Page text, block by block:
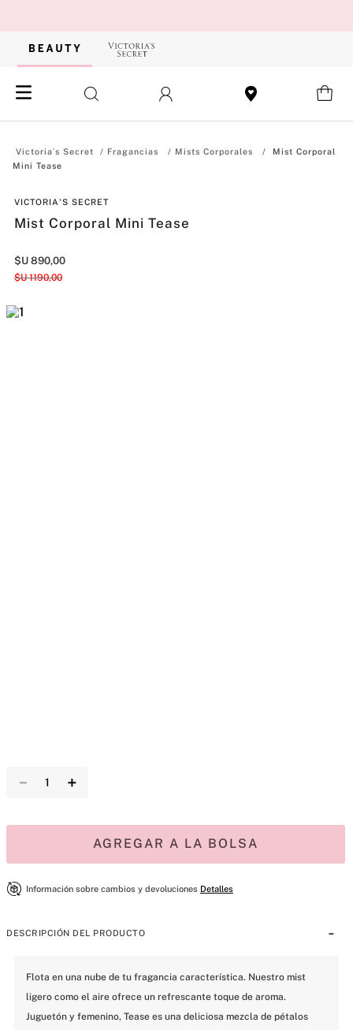
Fragancias Mists Corporales
Mist Corporal
Mini Tease
VICTORIA'S SECRET
Mist Corporal Mini Tease
$U 890,00
$U 1190,00
＋
－
AGREGAR A LA BOLSA
Información sobre cambios y devoluciones Detalles
DESCRIPCIÓN DEL PRODUCTO
Flota en una nube de tu fragancia característica. Nuestro mist
ligero como el aire ofrece un refrescante toque de aroma.
Juguetón y femenino, Tease es una deliciosa mezcla de pétalos